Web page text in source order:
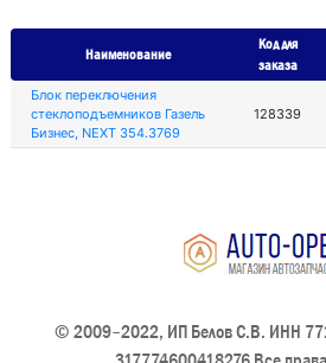
Наименование
Код для
заказа
Блок переключения
стеклоподъемников Газель
Бизнес, NEXT 354.3769
128339
© 2009–2022, ИП Белов С.В. ИНН